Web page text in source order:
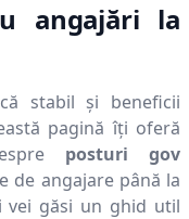
angajări la
stabil și beneficii
pagină îți oferă
posturi gov
de angajare până la
vei găsi un ghid util